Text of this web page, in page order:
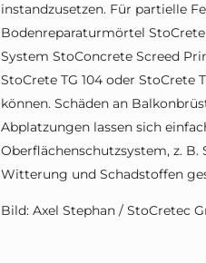
instandzusetzen. Für partielle
Bodenreparaturmörtel
System StoConcrete Screed
StoCrete TG 104 oder StoCrete
können. Schäden an
Abplatzungen lassen sich
Oberflächenschutzsystem, z.
Witterung und Schadstoffen
Bild: Axel Stephan / StoCretec